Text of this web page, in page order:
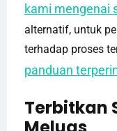
kami mengenai
alternatif, untuk
terhadap proses
panduan
Terbitkan